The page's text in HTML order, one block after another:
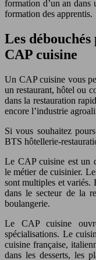
formation d’un an dans
formation des apprentis.
Les
CAP cuisine
Un CAP cuisine vous
un restaurant, hôtel ou
dans la restauration
encore l’industrie
Si vous souhaitez
BTS hôtellerie-
Le CAP cuisine est un
le métier de cuisinier.
sont multiples et variés.
dans le secteur de la
boulangerie.
Le CAP cuisine
spécialisations. Le
cuisine française,
dans les desserts, les